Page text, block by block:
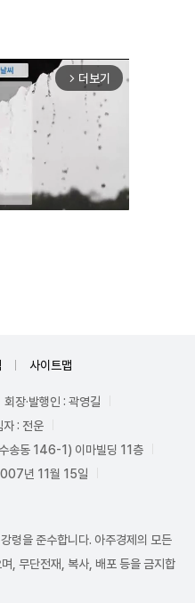
arrow_forward_ios 더보기
사이트맵
회장·발행인 : 곽영길
자 : 전운
송동 146-1) 이마빌딩 11층
년 11월 15일
령을 준수합니다. 아주경제의 모든
, 무단전재, 복사, 배포 등을 금지합